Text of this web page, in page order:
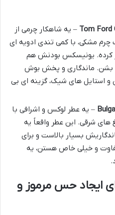
– یه شاهکار چرمی از
چرم مشکی، با کمی تندی ادویه ای
کرده. یونیسکس بودنش هم
ماندگاری و پخش بوش
و استایل های شیک، گزینه ای بی
– یه عطر لوکس و اشرافی با
شرقی. این عطر واقعاً یه
بسیار بالاست و برای
و خیلی خاص هستن، یه
ایجاد حس مرموز و